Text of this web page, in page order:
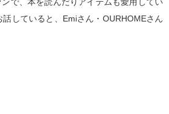
で、本を読んだりアイテムも愛用してい
していると、Emiさん・OURHOMEさん